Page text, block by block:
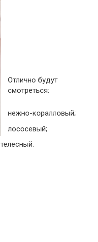
Отлично будут
смотреться:
нежно-коралловый;
лососевый;
телесный.